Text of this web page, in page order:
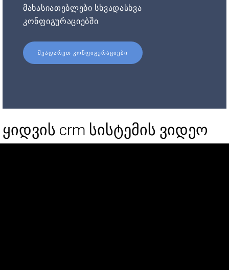
მახასიათებლები სხვადასხვა
კონფიგურაციებში.
ᲨᲔᲐᲓᲐᲠᲔᲗ ᲙᲝᲜᲤᲘᲒᲣᲠᲐᲪᲘᲔᲑᲘ
ყიდვის crm სისტემის ვიდეო